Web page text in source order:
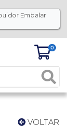
Embalar
0
VOLTAR